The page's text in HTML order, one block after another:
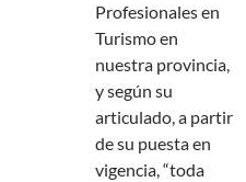
Profesionales en
Turismo en
nuestra provincia,
y según su
articulado, a partir
de su puesta en
vigencia, “toda